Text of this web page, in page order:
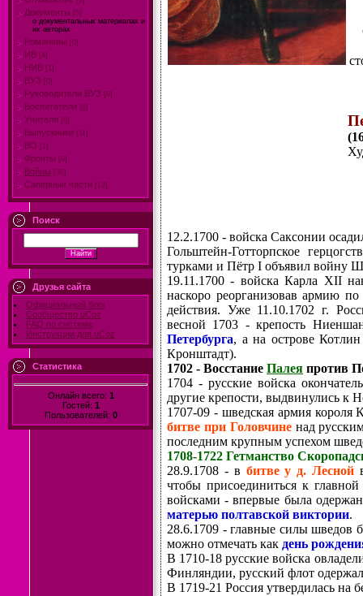
Документы
[5]
о документальных материалах и
их авторах
Романовы [0]
ИВ [4]
НИВ [1]
ВУЗ [0]
Руководители ВУЗ [0]
Воспитатели [0]
Учителя [0]
Выпускники [11]
ВО [1]
Фронты [0]
Войны [30]
Саперные части [13]
Поиск
Друзья сайта
Официальный блог
Сообщество uCoz
FAQ по системе
Инструкции для uCoz
Статистика
Онлайн всего: 1
Гостей: 1
Пользователей: 0
12.2.1700 - войска Саксонии
Гольштейн-Готторпское
турками и Пётр I объявил войну
19.11.1700 - войска Карла XII
наскоро реорганизовав армию
действия. Уже 11.10.1702 г.
весной 1703 - крепость
Петербурга, а на острове Котлин
Кронштадт).
1702 - Восстание Палея против
1704 - русские войска
другие крепости, выдвинулись к
1707-09 - шведская армия короля
битве при Головчиненад
последним крупным успехом
1708-1722 Гетманство
28.9.1708 - в битве у д. Лесной
чтобы присоединиться к
войсками - впервые была
матерью полтавской виктории.
28.6.1709 - главные силы шведов
можно отмечать как день
В 1710-18 русские войска
Финляндии, русский флот
В 1719-21 Россия утвердилась на